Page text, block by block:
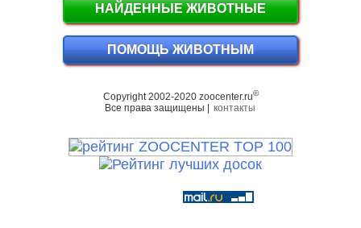
НАЙДЕННЫЕ ЖИВОТНЫЕ
ПОМОЩЬ ЖИВОТНЫМ
Copyright 2002-2020 zoocenter.ru©
Все права защищены | контакты